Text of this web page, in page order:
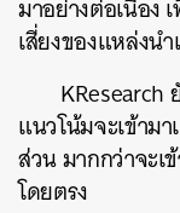
มาอย่างต่อเนื่อง
เสี่ยงของแหล่งน
KResearch
แนวโน้มจะเข้าม
ส่วน มากกว่าจะ
โดยตรง